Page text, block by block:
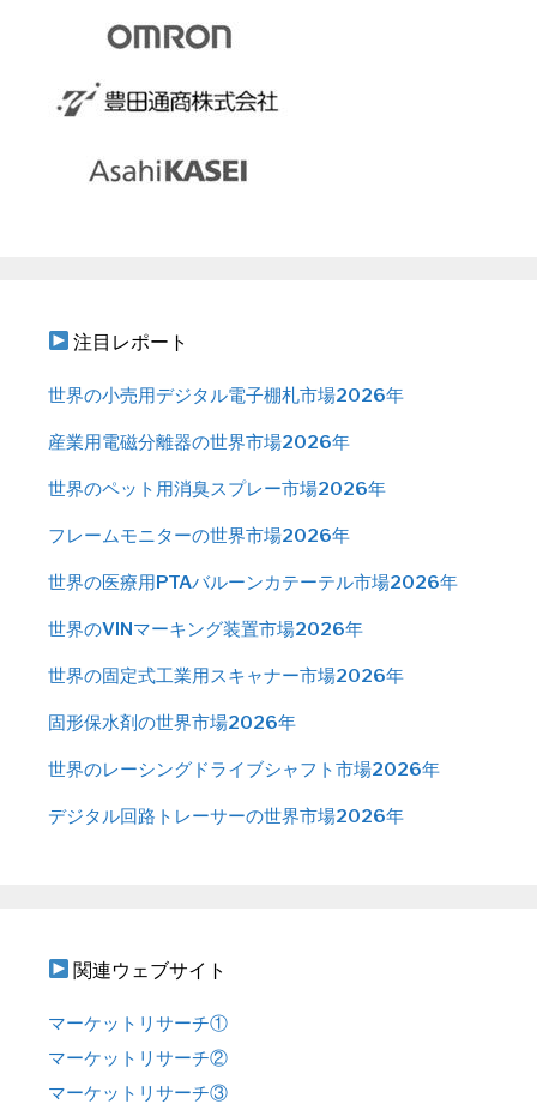
注目レポート
世界の小売用デジタル電子棚札市場2026年
産業用電磁分離器の世界市場2026年
世界のペット用消臭スプレー市場2026年
フレームモニターの世界市場2026年
世界の医療用PTAバルーンカテーテル市場2026年
世界のVINマーキング装置市場2026年
世界の固定式工業用スキャナー市場2026年
固形保水剤の世界市場2026年
世界のレーシングドライブシャフト市場2026年
デジタル回路トレーサーの世界市場2026年
関連ウェブサイト
マーケットリサーチ①
マーケットリサーチ②
マーケットリサーチ③